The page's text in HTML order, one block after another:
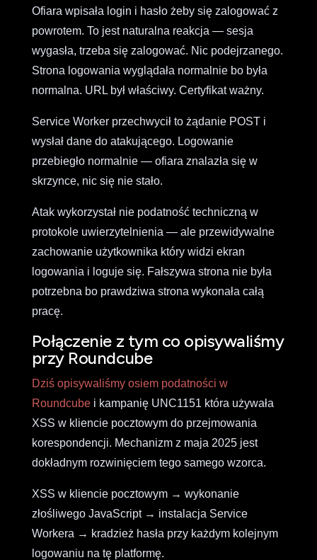
Ofiara wpisała login i hasło żeby się zalogować z
powrotem. To jest naturalna reakcja — sesja
wygasła, trzeba się zalogować. Nic podejrzanego.
Strona logowania wyglądała normalnie bo była
normalna. URL był właściwy. Certyfikat ważny.
Service Worker przechwycił to żądanie POST i
wysłał dane do atakującego. Logowanie
przebiegło normalnie — ofiara znalazła się w
skrzynce, nic się nie stało.
Atak wykorzystał nie podatność techniczną w
protokole uwierzytelnienia — ale przewidywalne
zachowanie użytkownika który widzi ekran
logowania i loguje się. Fałszywa strona nie była
potrzebna bo prawdziwa strona wykonała całą
pracę.
Połączenie z tym co opisywaliśmy
przy Roundcube
Dziś opisywaliśmy osiem podatności w
Roundcubei kampanię UNC1151 która używała
XSS w kliencie pocztowym do przejmowania
korespondencji. Mechanizm z maja 2025 jest
dokładnym rozwinięciem tego samego wzorca.
XSS w kliencie pocztowym → wykonanie
złośliwego JavaScript → instalacja Service
Workera → kradzież hasła przy każdym kolejnym
logowaniu na tę platformę.